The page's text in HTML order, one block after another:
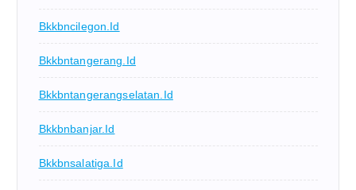
Bkkbncilegon.id
Bkkbntangerang.id
Bkkbntangerangselatan.id
Bkkbnbanjar.id
Bkkbnsalatiga.id